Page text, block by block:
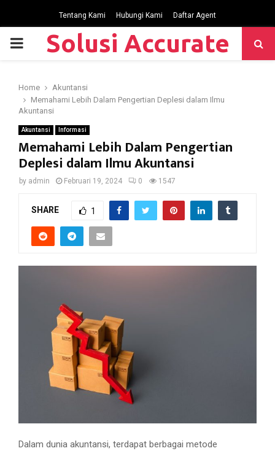
Tentang Kami Hubungi Kami Daftar Agent
P
M
A
Solusi Accurate
Home
Akuntansi
Memahami Lebih Dalam Pengertian Deplesi dalam Ilmu
Akuntansi
Akuntansi Informasi
Memahami Lebih Dalam Pengertian
Deplesi dalam Ilmu Akuntansi
by admin Februari 19, 2024 0 1547
SHARE 1
Dalam dunia akuntansi, terdapat berbagai metode